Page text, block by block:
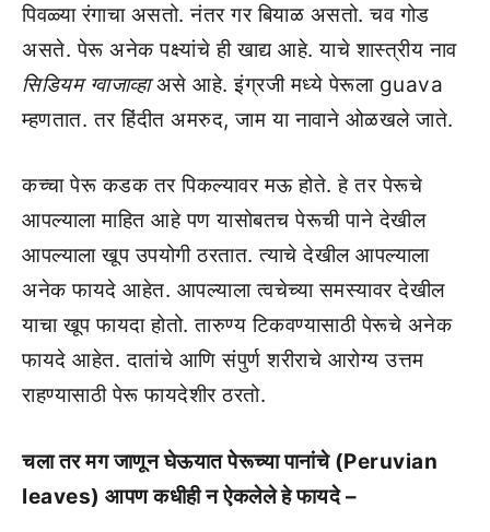
पिवळ्या रंगाचा असतो. नंतर गर बियाळ असतो. चव गोड
असते. पेरू अनेक पक्ष्यांचे ही खाद्य आहे. याचे शास्त्रीय नाव
सिडियम ग्वाजाव्हाअसे आहे. इंग्रजी मध्ये पेरूला guava
म्हणतात. तर हिंदीत अमरुद, जाम या नावाने ओळखले जाते.
कच्चा पेरू कडक तर पिकल्यावर मऊ होते. हे तर पेरूचे
आपल्याला माहित आहे पण यासोबतच पेरूची पाने देखील
आपल्याला खूप उपयोगी ठरतात. त्याचे देखील आपल्याला
अनेक फायदे आहेत. आपल्याला त्वचेच्या समस्यावर देखील
याचा खूप फायदा होतो. तारुण्य टिकवण्यासाठी पेरूचे अनेक
फायदे आहेत. दातांचे आणि संपुर्ण शरीराचे आरोग्य उत्तम
राहण्यासाठी पेरू फायदेशीर ठरतो.
चला तर मग जाणून घेऊयात पेरूच्या पानांचे (Peruvian
leaves) आपण कधीही न ऐकलेले हे फायदे –